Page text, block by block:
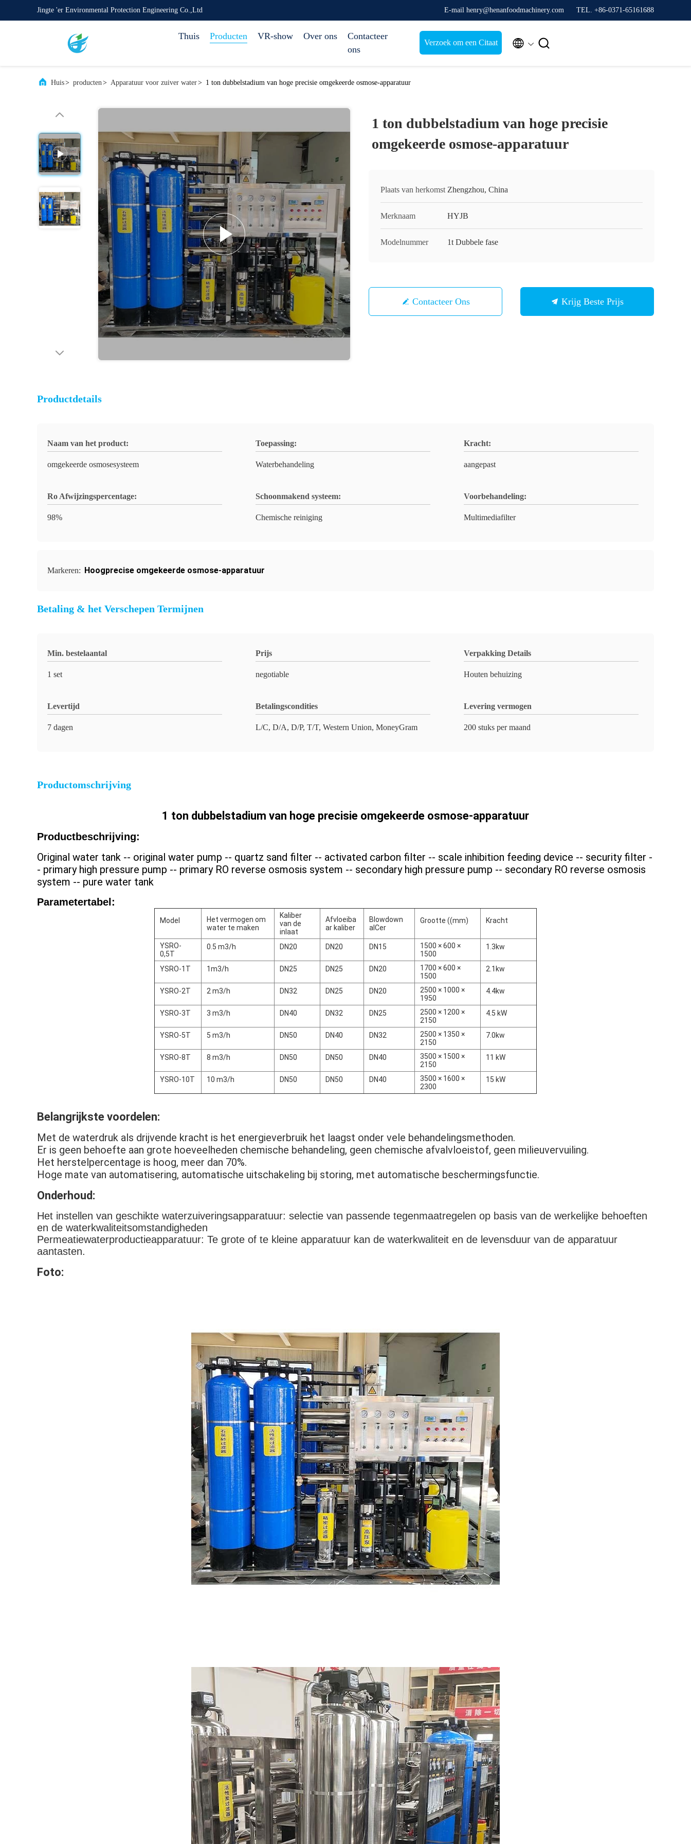
Jingte 'er Environmental Protection Engineering Co.,Ltd E-mail henry@henanfoodmachinery.com TEL. +86-0371-65161688
Thuis Producten VR-show Over ons
Contacteer
ons
Verzoek om een Citaat  
Huis> producten> Apparatuur voor zuiver water> 1 ton dubbelstadium van hoge precisie omgekeerde osmose-apparatuur
1 ton dubbelstadium van hoge precisie
omgekeerde osmose-apparatuur
Plaats van herkomst Zhengzhou, China
Merknaam HYJB
Modelnummer 1t Dubbele fase
Contacteer Ons Krijg Beste Prijs
Productdetails
Naam van het product:
omgekeerde osmosesysteem
Toepassing:
Waterbehandeling
Kracht:
aangepast
Ro Afwijzingspercentage:
98%
Schoonmakend systeem:
Chemische reiniging
Voorbehandeling:
Multimediafilter
Markeren: Hoogprecise omgekeerde osmose-apparatuur
Betaling & het Verschepen Termijnen
Min. bestelaantal
1 set
Prijs
negotiable
Verpakking Details
Houten behuizing
Levertijd
7 dagen
Betalingscondities
L/C, D/A, D/P, T/T, Western Union, MoneyGram
Levering vermogen
200 stuks per maand
Productomschrijving
1 ton dubbelstadium van hoge precisie omgekeerde osmose-apparatuur
Productbeschrijving:
Original water tank -- original water pump -- quartz sand filter -- activated carbon filter -- scale inhibition feeding device -- security filter -
- primary high pressure pump -- primary RO reverse osmosis system -- secondary high pressure pump -- secondary RO reverse osmosis
system -- pure water tank
Parametertabel:
Model
Het vermogen om
water te maken
Kaliber
van de
inlaat
Afvloeiba
ar kaliber
Blowdown
alCer
Grootte ((mm) Kracht
YSRO-
0,5T
0.5 m3/h DN20 DN20 DN15
1500 × 600 ×
1500
1.3kw
YSRO-1T 1m3/h DN25 DN25 DN20
1700 × 600 ×
1500
2.1kw
YSRO-2T 2 m3/h DN32 DN25 DN20
2500 × 1000 ×
1950
4.4kw
YSRO-3T 3 m3/h DN40 DN32 DN25
2500 × 1200 ×
2150
4.5 kW
YSRO-5T 5 m3/h DN50 DN40 DN32
2500 × 1350 ×
2150
7.0kw
YSRO-8T 8 m3/h DN50 DN50 DN40
3500 × 1500 ×
2150
11 kW
YSRO-10T 10 m3/h DN50 DN50 DN40
3500 × 1600 ×
2300
15 kW
Belangrijkste voordelen:
Met de waterdruk als drijvende kracht is het energieverbruik het laagst onder vele behandelingsmethoden.
Er is geen behoefte aan grote hoeveelheden chemische behandeling, geen chemische afvalvloeistof, geen milieuvervuiling.
Het herstelpercentage is hoog, meer dan 70%.
Hoge mate van automatisering, automatische uitschakeling bij storing, met automatische beschermingsfunctie.
Onderhoud:
Het instellen van geschikte waterzuiveringsapparatuur: selectie van passende tegenmaatregelen op basis van de werkelijke behoeften
en de waterkwaliteitsomstandigheden
Permeatiewaterproductieapparatuur: Te grote of te kleine apparatuur kan de waterkwaliteit en de levensduur van de apparatuur
aantasten.
Foto: